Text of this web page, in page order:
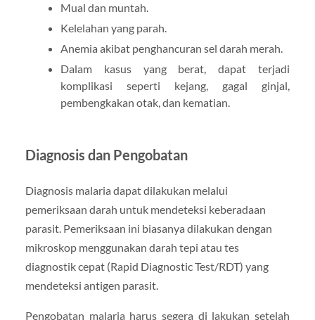
Mual dan muntah.
Kelelahan yang parah.
Anemia akibat penghancuran sel darah merah.
Dalam kasus yang berat, dapat terjadi
komplikasi seperti kejang, gagal ginjal,
pembengkakan otak, dan kematian.
Diagnosis dan Pengobatan
Diagnosis malaria dapat dilakukan melalui
pemeriksaan darah untuk mendeteksi keberadaan
parasit. Pemeriksaan ini biasanya dilakukan dengan
mikroskop menggunakan darah tepi atau tes
diagnostik cepat (Rapid Diagnostic Test/RDT) yang
mendeteksi antigen parasit.
Pengobatan malaria harus segera di lakukan setelah